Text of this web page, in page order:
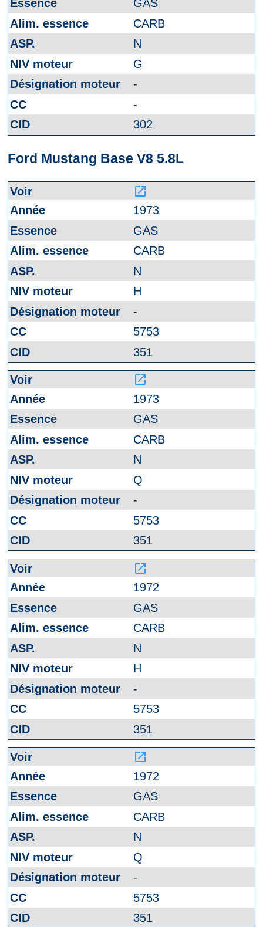
GAS
CARB
N
G
-
-
302
Ford Mustang Base V8 5.8L
launch
1973
GAS
CARB
N
H
-
5753
351
launch
1973
GAS
CARB
N
Q
-
5753
351
launch
1972
GAS
CARB
N
H
-
5753
351
launch
1972
GAS
CARB
N
Q
-
5753
351